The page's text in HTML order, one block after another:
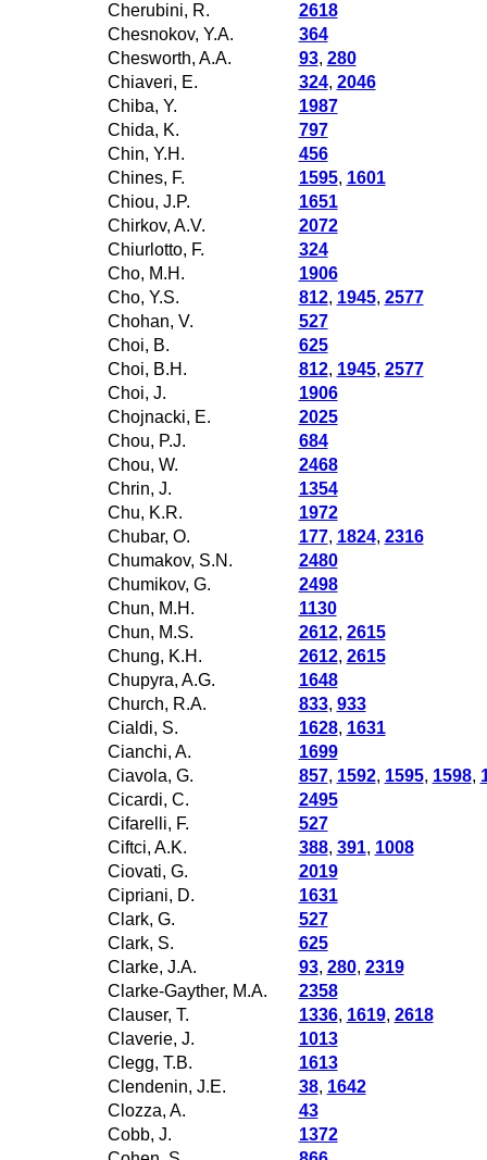
Cherubini, R.
2618
Chesnokov, Y.A.
364
Chesworth, A.A.
93, 280
Chiaveri, E.
324, 2046
Chiba, Y.
1987
Chida, K.
797
Chin, Y.H.
456
Chines, F.
1595, 1601
Chiou, J.P.
1651
Chirkov, A.V.
2072
Chiurlotto, F.
324
Cho, M.H.
1906
Cho, Y.S.
812, 1945, 2577
Chohan, V.
527
Choi, B.
625
Choi, B.H.
812, 1945, 2577
Choi, J.
1906
Chojnacki, E.
2025
Chou, P.J.
684
Chou, W.
2468
Chrin, J.
1354
Chu, K.R.
1972
Chubar, O.
177, 1824, 2316
Chumakov, S.N.
2480
Chumikov, G.
2498
Chun, M.H.
1130
Chun, M.S.
2612, 2615
Chung, K.H.
2612, 2615
Chupyra, A.G.
1648
Church, R.A.
833, 933
Cialdi, S.
1628, 1631
Cianchi, A.
1699
Ciavola, G.
857, 1592, 1595, 1598,
Cicardi, C.
2495
Cifarelli, F.
527
Ciftci, A.K.
388, 391, 1008
Ciovati, G.
2019
Cipriani, D.
1631
Clark, G.
527
Clark, S.
625
Clarke, J.A.
93, 280, 2319
Clarke-Gayther, M.A.
2358
Clauser, T.
1336, 1619, 2618
Claverie, J.
1013
Clegg, T.B.
1613
Clendenin, J.E.
38, 1642
Clozza, A.
43
Cobb, J.
1372